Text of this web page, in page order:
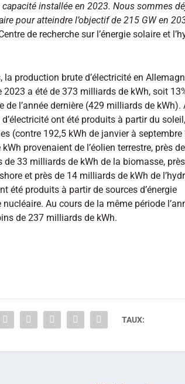
installée en 2023. Nous sommes
pour atteindre l’objectif de 215 GW en
de recherche sur l’énergie solaire et
production brute d’électricité en
a été de 373 milliards de kWh, soit
de l’année dernière (429 milliards de
ont été produits à partir du soleil,
(contre 192,5 kWh de janvier à
provenaient de l’éolien terrestre, près
33 milliards de kWh de la biomasse,
et près de 14 milliards de kWh de
été produits à partir de sources d’énergie
Au cours de la même période
de 237 milliards de kWh.
TAUX: